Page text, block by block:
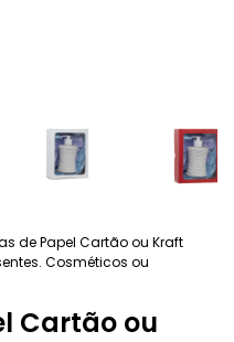
de Papel Cartão ou Kraft
Cosméticos ou
Cartão ou